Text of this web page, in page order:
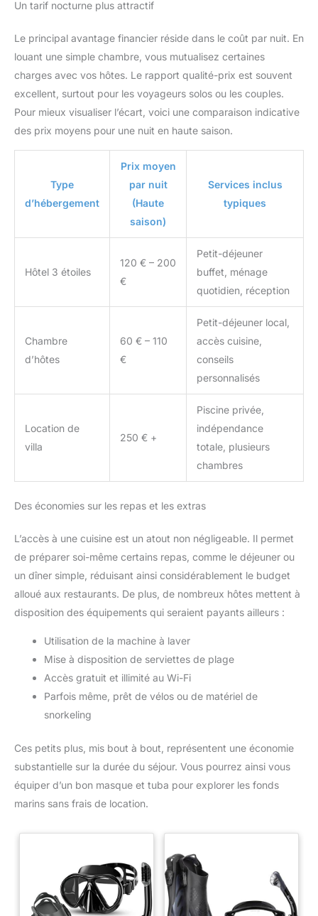
Un tarif nocturne plus attractif
Le principal avantage financier réside dans le coût par nuit. En
louant une simple chambre, vous mutualisez certaines
charges avec vos hôtes. Le rapport qualité-prix est souvent
excellent, surtout pour les voyageurs solos ou les couples.
Pour mieux visualiser l’écart, voici une comparaison indicative
des prix moyens pour une nuit en haute saison.
Type
d’hébergement
Prix moyen
par nuit
(Haute
saison)
Services inclus
typiques
Hôtel 3 étoiles
120 € – 200
€
Petit-déjeuner
buffet, ménage
quotidien, réception
Chambre
d’hôtes
60 € – 110
€
Petit-déjeuner local,
accès cuisine,
conseils
personnalisés
Location de
villa
250 € +
Piscine privée,
indépendance
totale, plusieurs
chambres
Des économies sur les repas et les extras
L’accès à une cuisine est un atout non négligeable. Il permet
de préparer soi-même certains repas, comme le déjeuner ou
un dîner simple, réduisant ainsi considérablement le budget
alloué aux restaurants. De plus, de nombreux hôtes mettent à
disposition des équipements qui seraient payants ailleurs :
Utilisation de la machine à laver
Mise à disposition de serviettes de plage
Accès gratuit et illimité au Wi-Fi
Parfois même, prêt de vélos ou de matériel de
snorkeling
Ces petits plus, mis bout à bout, représentent une économie
substantielle sur la durée du séjour. Vous pourrez ainsi vous
équiper d’un bon masque et tuba pour explorer les fonds
marins sans frais de location.